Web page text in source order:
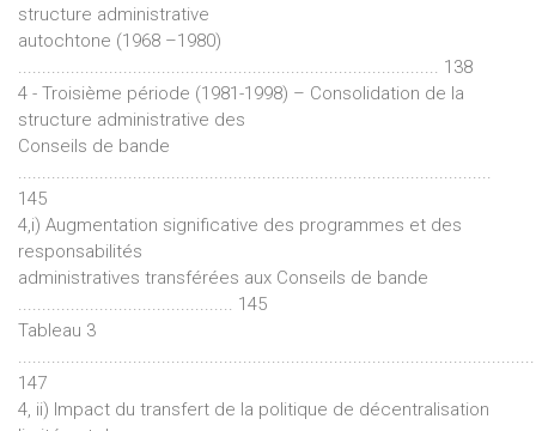
structure administrative
autochtone (1968 –1980)
........................................................................................ 138
4 - Troisième période (1981-1998) – Consolidation de la
structure administrative des
Conseils de bande
...................................................................................................
145
4,i) Augmentation significative des programmes et des
responsabilités
administratives transférées aux Conseils de bande
............................................. 145
Tableau 3
147
4, ii) Impact du transfert de la politique de décentralisation